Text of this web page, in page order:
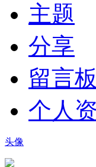
主题
分享
留言板
个人
头像